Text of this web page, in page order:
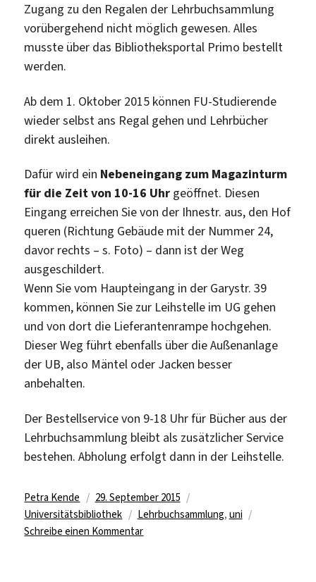
Zugang zu den Regalen der Lehrbuchsammlung
vorübergehend nicht möglich gewesen. Alles
musste über das Bibliotheksportal Primo bestellt
werden.
Ab dem 1. Oktober 2015 können FU-Studierende
wieder selbst ans Regal gehen und Lehrbücher
direkt ausleihen.
Dafür wird ein Nebeneingang zum Magazinturm
für die Zeit von 10-16 Uhr geöffnet. Diesen
Eingang erreichen Sie von der Ihnestr. aus, den Hof
queren (Richtung Gebäude mit der Nummer 24,
davor rechts – s. Foto) – dann ist der Weg
ausgeschildert.
Wenn Sie vom Haupteingang in der Garystr. 39
kommen, können Sie zur Leihstelle im UG gehen
und von dort die Lieferantenrampe hochgehen.
Dieser Weg führt ebenfalls über die Außenanlage
der UB, also Mäntel oder Jacken besser
anbehalten.
Der Bestellservice von 9-18 Uhr für Bücher aus der
Lehrbuchsammlung bleibt als zusätzlicher Service
bestehen. Abholung erfolgt dann in der Leihstelle.
Autor
Petra Kende
Veröffentlicht
am
29. September 2015
Universitätsbibliothek
Schlagwörter
Lehrbuchsammlung, uni
Schreibe einen Kommentarzu